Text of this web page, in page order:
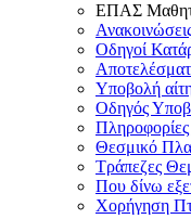
ΕΠΑΣ
Oδηγοί
Υποβολή
Οδηγός
Θεσμικό
Τράπεζες
Που δίνω
Χορήγηση